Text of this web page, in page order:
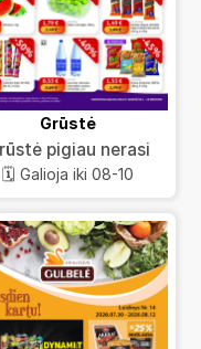
Grūstė
pigiau nerasi
🗓️ Galioja iki 08-10